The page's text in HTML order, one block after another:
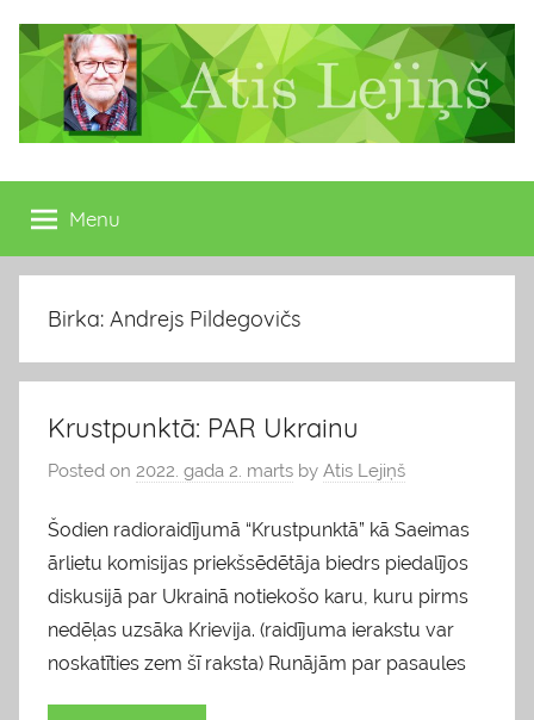
content
Atis
Lejiņš
13.
Saeimas
deputāts
Menu
Birka: Andrejs Pildegovičs
Krustpunktā: PAR Ukrainu
Posted on 2022. gada 2. marts by Atis Lejiņš
Šodien radioraidījumā “Krustpunktā” kā Saeimas
ārlietu komisijas priekšsēdētāja biedrs piedalījos
diskusijā par Ukrainā notiekošo karu, kuru pirms
nedēļas uzsāka Krievija. (raidījuma ierakstu var
noskatīties zem šī raksta) Runājām par pasaules